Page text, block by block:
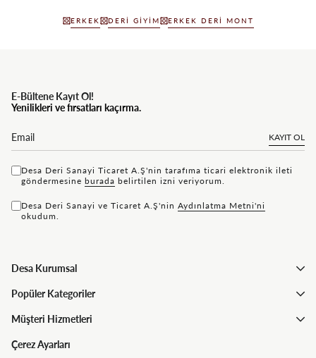
ERKEK DERI GIYIM ERKEK DERI MONT
E-Bültene Kayıt Ol!
Yenilikleri ve fırsatları kaçırma.
KAYIT OL
Desa Deri Sanayi Ticaret A.Ş'nin tarafıma ticari elektronik ileti
göndermesine bu rada belirtilen izni veriyorum.
Desa Deri Sanayi ve Ticaret A.Ş'nin Aydınlatma Metni'ni
okudum.
Desa Kurumsal
Popüler Kategoriler
Müşteri Hizmetleri
Çerez Ayarları